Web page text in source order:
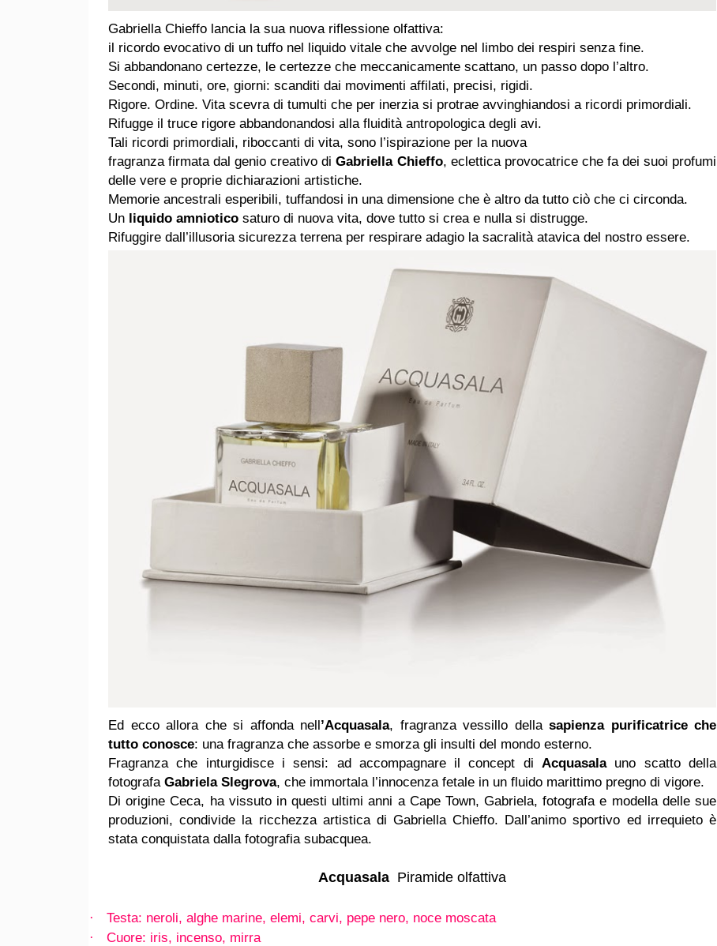
Gabriella Chieffo lancia la sua nuova riflessione olfattiva:
il ricordo evocativo di un tuffo nel liquido vitale che avvolge nel limbo dei respiri senza fine.
Si abbandonano certezze, le certezze che meccanicamente scattano, un passo dopo l’altro.
Secondi, minuti, ore, giorni: scanditi dai movimenti affilati, precisi, rigidi.
Rigore. Ordine. Vita scevra di tumulti che per inerzia si protrae avvinghiandosi a ricordi primordiali.
Rifugge il truce rigore abbandonandosi alla fluidità antropologica degli avi.
Tali ricordi primordiali, riboccanti di vita, sono l’ispirazione per la nuova
fragranza firmata dal genio creativo diGabriella Chieffo, eclettica provocatrice che fa dei suoi profumi
delle vere e proprie dichiarazioni artistiche.
Memorie ancestrali esperibili, tuffandosi in una dimensione che è altro da tutto ciò che ci circonda.
Un liquido amniotico saturo di nuova vita, dove tutto si crea e nulla si distrugge.
Rifuggire dall’illusoria sicurezza terrena per respirare adagio la sacralità atavica del nostro essere.
Ed ecco allora che si affonda nell’Acquasala, fragranza vessillo della sapienza purificatrice che
tutto conosce: una fragranza che assorbe e smorza gli insulti del mondo esterno.
Fragranza che inturgidisce i sensi: ad accompagnare il concept di Acquasala uno scatto della
fotografa Gabriela Slegrova, che immortala l’innocenza fetale in un fluido marittimo pregno di vigore.
Di origine Ceca, ha vissuto in questi ultimi anni a Cape Town, Gabriela, fotografa e modella delle sue
produzioni, condivide la ricchezza artistica di Gabriella Chieffo. Dall’animo sportivo ed irrequieto è
stata conquistata dalla fotografia subacquea.
Acquasala Piramide olfattiva
· Testa: neroli, alghe marine, elemi, carvi, pepe nero, noce moscata
· Cuore: iris, incenso, mirra